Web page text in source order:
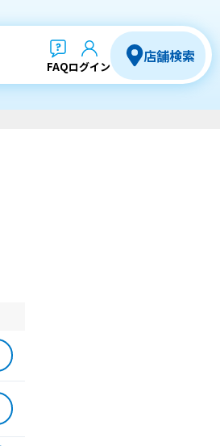
FAQログイン
店舗検索